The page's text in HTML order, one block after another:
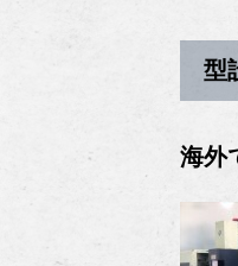
型
海外